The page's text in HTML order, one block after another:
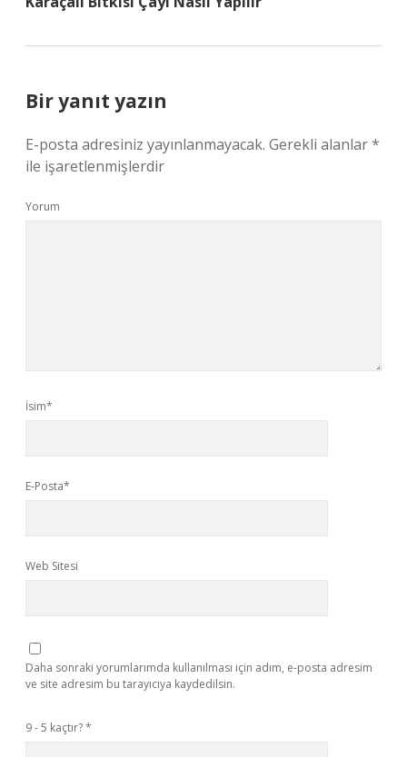
Bir yanıt yazın
E-posta adresiniz yayınlanmayacak. Gerekli alanlar*
ile işaretlenmişlerdir
Yorum
İsim*
E-Posta*
Web Sitesi
Daha sonraki yorumlarımda kullanılması için adım, e-posta adresim
ve site adresim bu tarayıcıya kaydedilsin.
9 - 5 kaçtır?*